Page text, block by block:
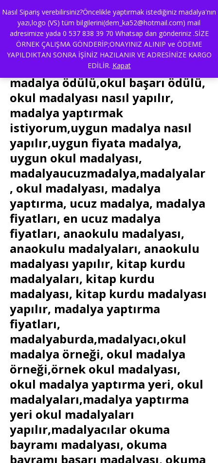
Nasıl Sipariş verebilirsiniz?Öncelikle yaptırmak istediğiniz madalya'nın
yazı,logo (VS) tüm bilgilerini(dem_ka52@hotmail.com) mail
adresimize yada 0 537 838 39 70 Whatsap dan gönderiniz .SİZE
ÖRNEK ÇALIŞMA GÖNDERİP;ONAYINIZ ALINIP ve ÖDEME
YAPILDIKTAN SONRA İŞİNİZ HAZILANIR VE ADRESİNİZE KARGO
EDİLİR. Kapat
altın-madalya,özel başarı
madalyası,19 mayıs
madalyası,madalya ödülü,okul
madalya ödülü,okul başarı ödülü,
okul madalyası nasıl yapılır,
madalya yaptırmak
istiyorum,uygun madalya nasıl
yapılır,uygun fiyata madalya,
uygun okul madalyası,
madalyaucuzmadalya,madalyalar
, okul madalyası, madalya
yaptırma, ucuz madalya, madalya
fiyatları, en ucuz madalya
fiyatları, anaokulu madalyası,
anaokulu madalyaları, anaokulu
madalyası yapılır, kitap kurdu
madalyaları, kitap kurdu
madalyası, kitap kurdu madalyası
yapılır, madalya yaptırma
fiyatları,
madalyaburda,madalyacı,okul
madalya örneği, okul madalya
örneği,örnek okul madalyası,
okul madalya yaptırma yeri, okul
madalyaları,madalya yaptırma
yeri okul madalyaları
yapılır,madalyacılar okuma
bayramı madalyası, okuma
bayramı başarı madalyası, okuma